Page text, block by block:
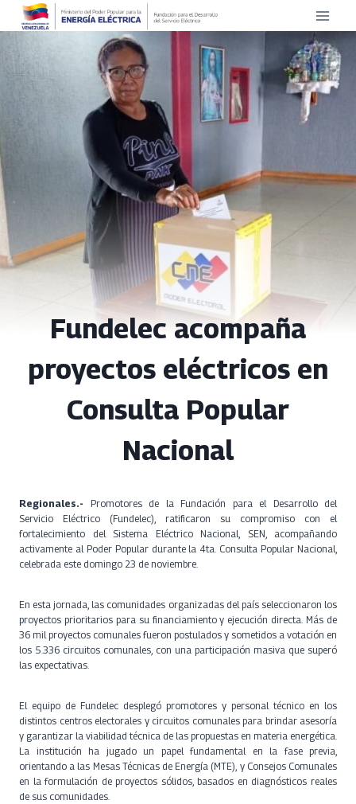
Saltar
Fundelec acompaña
proyectos eléctricos en
Consulta Popular
Nacional
Regionales.- Promotores de la Fundación para el Desarrollo del
Servicio Eléctrico (Fundelec), ratificaron su compromiso con el
fortalecimiento del Sistema Eléctrico Nacional, SEN, acompañando
activamente al Poder Popular durante la 4ta. Consulta Popular Nacional,
celebrada este domingo 23 de noviembre.
En esta jornada, las comunidades organizadas del país seleccionaron los
proyectos prioritarios para su financiamiento y ejecución directa. Más de
36 mil proyectos comunales fueron postulados y sometidos a votación en
los 5.336 circuitos comunales, con una participación masiva que superó
las expectativas.
El equipo de Fundelec desplegó promotores y personal técnico en los
distintos centros electorales y circuitos comunales para brindar asesoría
y garantizar la viabilidad técnica de las propuestas en materia energética.
La institución ha jugado un papel fundamental en la fase previa,
orientando a las Mesas Técnicas de Energía (MTE), y Consejos Comunales
en la formulación de proyectos sólidos, basados en diagnósticos reales
de sus comunidades.